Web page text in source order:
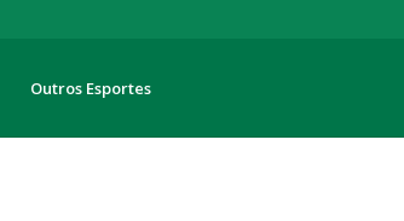
Outros Esportes